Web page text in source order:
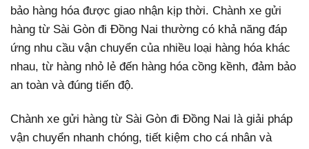
bảo hàng hóa được giao nhận kịp thời. Chành xe gửi
hàng từ Sài Gòn đi Đồng Nai thường có khả năng đáp
ứng nhu cầu vận chuyển của nhiều loại hàng hóa khác
nhau, từ hàng nhỏ lẻ đến hàng hóa cồng kềnh, đảm bảo
an toàn và đúng tiến độ.
Chành xe gửi hàng từ Sài Gòn đi Đồng Nai là giải pháp
vận chuyển nhanh chóng, tiết kiệm cho cá nhân và